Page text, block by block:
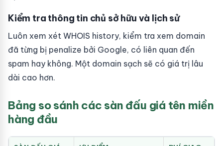
Kiểm tra thông tin chủ sở hữu và lịch sử
Luôn xem xét WHOIS history, kiểm tra xem domain
đã từng bị penalize bởi Google, có liên quan đến
spam hay không. Một domain sạch sẽ có giá trị lâu
dài cao hơn.
Bảng so sánh các sàn đấu giá tên miền
hàng đầu